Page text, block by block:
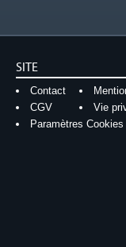
SITE
Contact
CGV
Vie
Paramètres Cookies